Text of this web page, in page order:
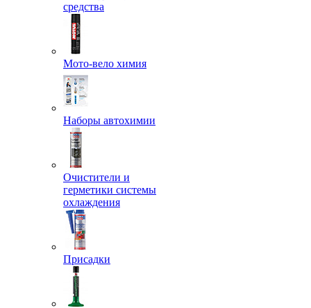
средства
Мото-вело химия
Наборы автохимии
Очистители и
герметики системы
охлаждения
Присадки